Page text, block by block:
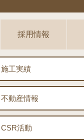
採用情報
施工実績
不動産情報
CSR活動